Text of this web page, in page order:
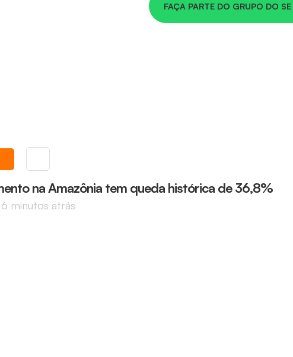
FAÇA PARTE DO GRUPO DO
na Amazônia tem queda histórica de 36,8%
6 minutos atrás